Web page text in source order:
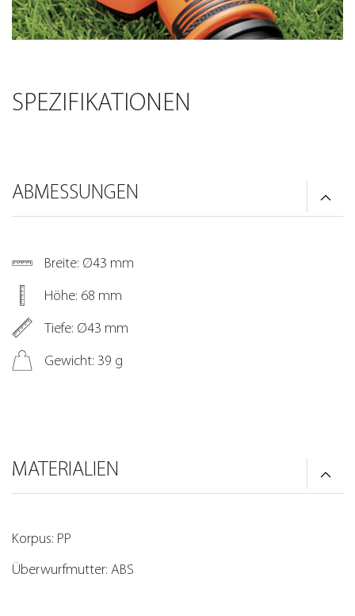
SPEZIFIKATIONEN
ABMESSUNGEN
Breite: Ø43 mm
Höhe: 68 mm
Tiefe: Ø43 mm
Gewicht: 39 g
MATERIALIEN
Korpus: PP
Überwurfmutter: ABS